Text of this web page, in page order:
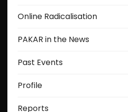
Online Radicalisation
PAKAR in the News
Past Events
Profile
Reports